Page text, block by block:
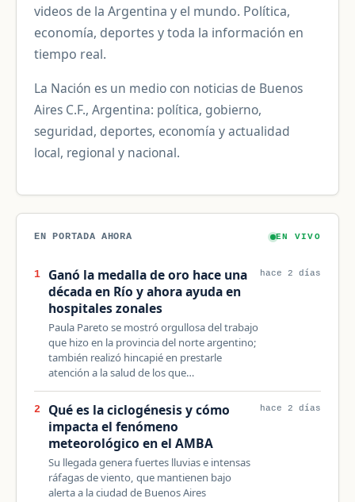
videos de la Argentina y el mundo. Política,
economía, deportes y toda la información en
tiempo real.
La Nación es un medio con noticias de Buenos
Aires C.F., Argentina: política, gobierno,
seguridad, deportes, economía y actualidad
local, regional y nacional.
EN PORTADA AHORA EN VIVO
1
Ganó la medalla de oro hace una
década en Río y ahora ayuda en
hospitales zonales
Paula Pareto se mostró orgullosa del trabajo
que hizo en la provincia del norte argentino;
también realizó hincapié en prestarle
atención a la salud de los que…
hace 2 días
2
Qué es la ciclogénesis y cómo
impacta el fenómeno
meteorológico en el AMBA
Su llegada genera fuertes lluvias e intensas
ráfagas de viento, que mantienen bajo
alerta a la ciudad de Buenos Aires
hace 2 días